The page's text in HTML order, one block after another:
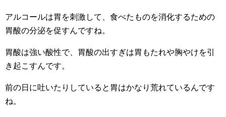
アルコールは胃を刺激して、食べたものを消化するための
胃酸の分泌を促すんですね。
胃酸は強い酸性で、胃酸の出すぎは胃もたれや胸やけを引
き起こすんです。
前の日に吐いたりしていると胃はかなり荒れているんです
ね。